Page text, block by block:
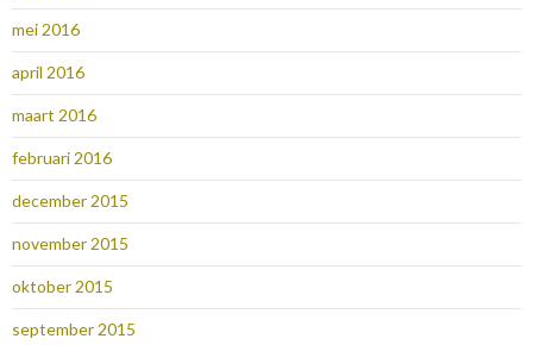
mei 2016
april 2016
maart 2016
februari 2016
december 2015
november 2015
oktober 2015
september 2015